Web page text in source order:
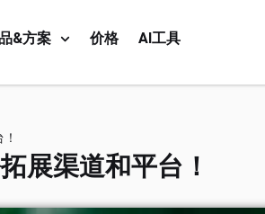
&方案 价格 AI工具
展渠道和平台！